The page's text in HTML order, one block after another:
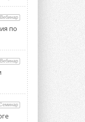
кВт.
...
...
Вебинар
по
Вебинар